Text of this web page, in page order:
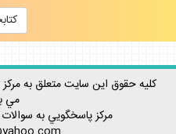
كليه حقوق اين سايت متعلق به مركز
مي
مركز پاسخگويي به